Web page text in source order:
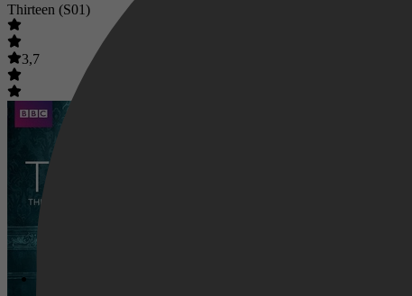
Thirteen (S01)
3,7